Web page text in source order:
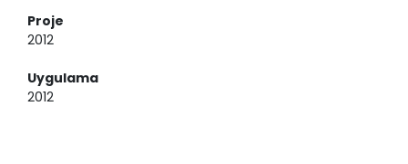
Proje
2012
Uygulama
2012